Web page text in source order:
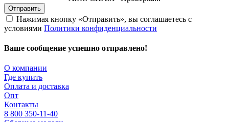
Отправить
Нажимая кнопку «Отправить», вы соглашаетесь с
условиями Политики конфиденциальности
Ваше сообщение успешно отправлено!
О компании
Где купить
Оплата и доставка
Опт
Контакты
8 800 350-11-40